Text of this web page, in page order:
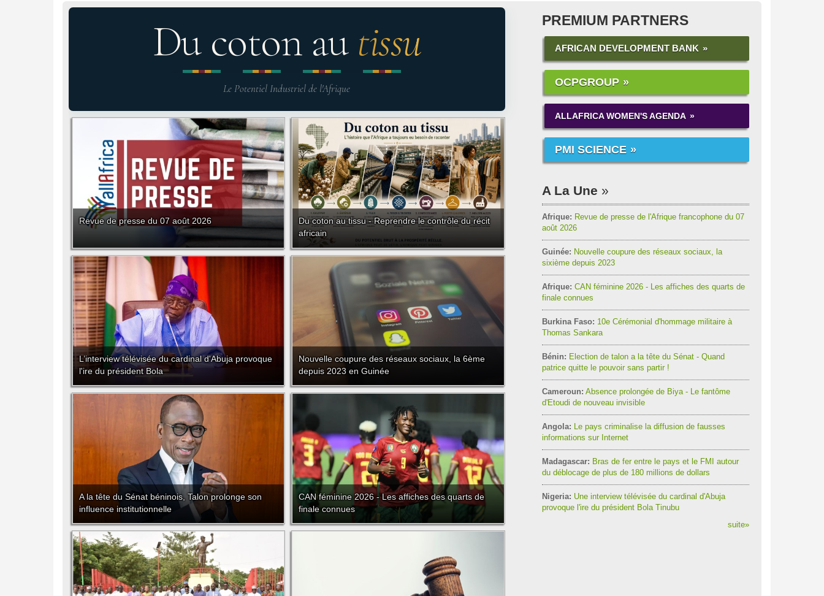
Du coton au tissu
Le Potentiel Industriel de l'Afrique
Revue de presse du 07 août 2026
Du coton au tissu - Reprendre le contrôle du récit
africain
L’interview télévisée du cardinal d'Abuja provoque
l'ire du président Bola
Nouvelle coupure des réseaux sociaux, la 6ème
depuis 2023 en Guinée
A la tête du Sénat béninois, Talon prolonge son
influence institutionnelle
CAN féminine 2026 - Les affiches des quarts de
finale connues
PREMIUM PARTNERS
AFRICAN DEVELOPMENT BANK
OCPGROUP
ALLAFRICA WOMEN'S AGENDA
PMI SCIENCE
A La Une
Afrique: Revue de presse de l'Afrique francophone du 07
août 2026
Guinée: Nouvelle coupure des réseaux sociaux, la
sixième depuis 2023
Afrique: CAN féminine 2026 - Les affiches des quarts de
finale connues
Burkina Faso: 10e Cérémonial d'hommage militaire à
Thomas Sankara
Bénin: Election de talon a la tête du Sénat - Quand
patrice quitte le pouvoir sans partir !
Cameroun: Absence prolongée de Biya - Le fantôme
d'Etoudi de nouveau invisible
Angola: Le pays criminalise la diffusion de fausses
informations sur Internet
Madagascar: Bras de fer entre le pays et le FMI autour
du déblocage de plus de 180 millions de dollars
Nigeria: Une interview télévisée du cardinal d'Abuja
provoque l'ire du président Bola Tinubu
suite»